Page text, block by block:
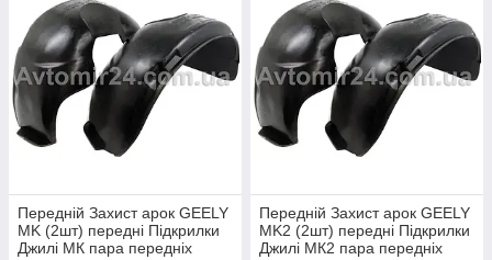
Передній Захист арок GEELY
MK (2шт) передні Підкрилки
Джилі МК пара передніх
Передній Захист арок GEELY
MK2 (2шт) передні Підкрилки
Джилі МК2 пара передніх